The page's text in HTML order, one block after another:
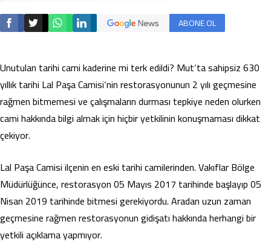
ABONE OL
Unutulan tarihi cami kaderine mi terk edildi? Mut‘ta sahipsiz 630
yıllık tarihi Lal Paşa Camisi‘nin restorasyonunun 2 yılı geçmesine
rağmen bitmemesi ve çalışmaların durması tepkiye neden olurken
cami hakkında bilgi almak için hiçbir yetkilinin konuşmaması dikkat
çekiyor.
Lal Paşa Camisi ilçenin en eski tarihi camilerinden. Vakıflar Bölge
Müdürlüğünce, restorasyon 05 Mayıs 2017 tarihinde başlayıp 05
Nisan 2019 tarihinde bitmesi gerekiyordu. Aradan uzun zaman
geçmesine rağmen restorasyonun gidişatı hakkında herhangi bir
yetkili açıklama yapmıyor.